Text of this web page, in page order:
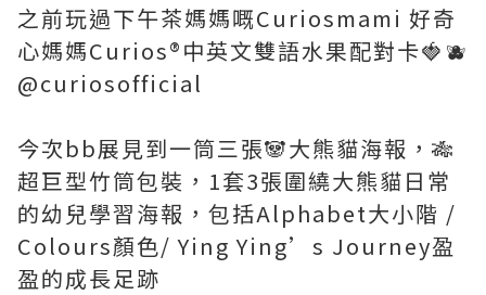
之前玩過下午茶媽媽嘅Curiosmami 好奇
心媽媽Curios®️中英文雙語水果配對卡🍓🫐
@curiosofficial
今次bb展見到一筒三張🐼大熊貓海報，🎋
超巨型竹筒包裝，1套3張圍繞大熊貓日常
的幼兒學習海報，包括Alphabet大小階 /
Colours顏色/ Ying Ying’s Journey盈
盈的成長足跡